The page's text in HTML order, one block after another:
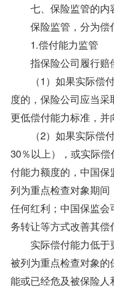
七、保险监管的内
保险监管，分为偿
1.偿付能力监管
指保险公司履行赔
（1）如果实际偿付
度的，保险公司应当
更低偿付能力标准，并
（2）如果实际偿付
30％以上），或实际
付能力额度的，中国
列为重点检查对象期
任何红利；中国保监
务转让等方式改善其偿
实际偿付能力低于
被列为重点检查对象
能或已经危及被保险